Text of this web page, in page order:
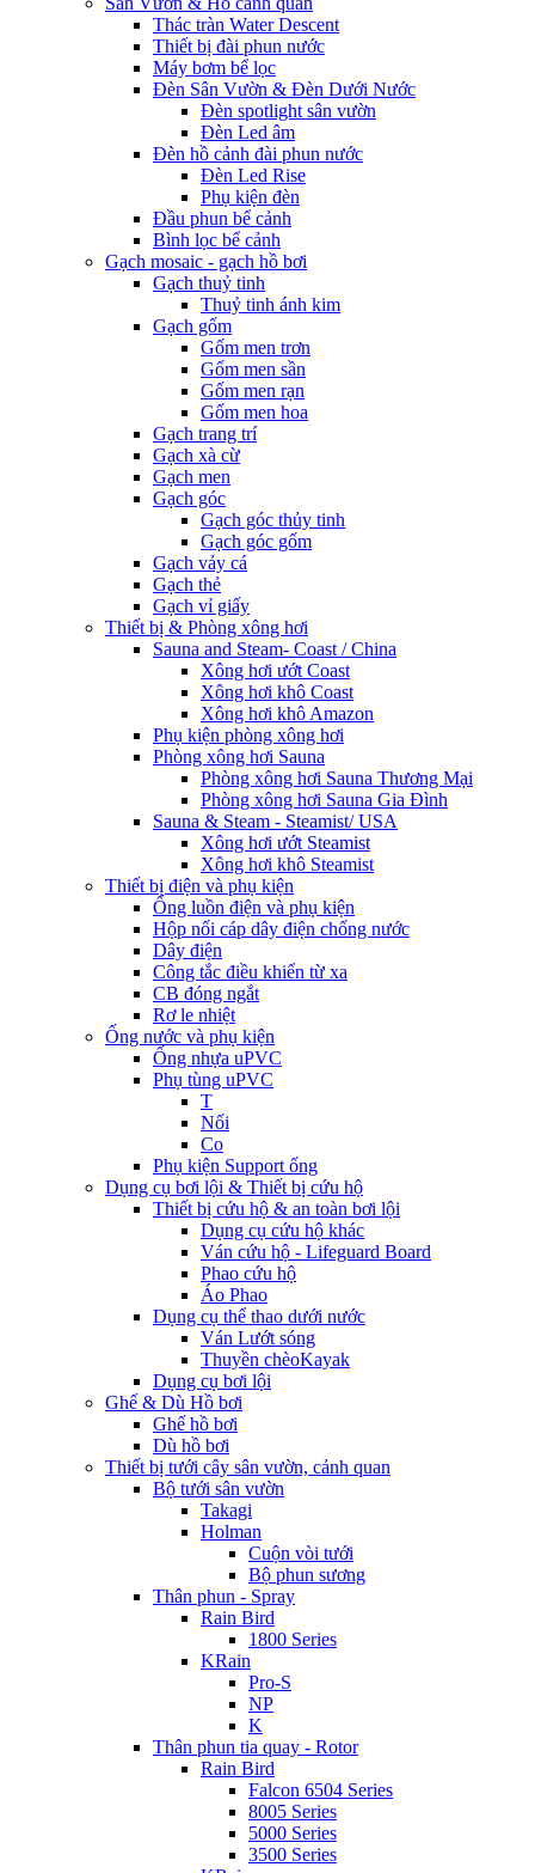
Thác tràn Water Descent
Thiết bị đài phun nước
Máy bơm bể lọc
Đèn Sân Vườn & Đèn Dưới Nước
Đèn spotlight sân vườn
Đèn Led âm
Đèn hồ cảnh đài phun nước
Đèn Led Rise
Phụ kiện đèn
Đầu phun bể cảnh
Bình lọc bể cảnh
Gạch mosaic - gạch hồ bơi
Gạch thuỷ tinh
Thuỷ tinh ánh kim
Gạch gốm
Gốm men trơn
Gốm men sần
Gốm men rạn
Gốm men hoa
Gạch trang trí
Gạch xà cừ
Gạch men
Gạch góc
Gạch góc thủy tinh
Gạch góc gốm
Gạch vảy cá
Gạch thẻ
Gạch vỉ giấy
Thiết bị & Phòng xông hơi
Sauna and Steam- Coast / China
Xông hơi ướt Coast
Xông hơi khô Coast
Xông hơi khô Amazon
Phụ kiện phòng xông hơi
Phòng xông hơi Sauna
Phòng xông hơi Sauna Thương Mại
Phòng xông hơi Sauna Gia Đình
Sauna & Steam - Steamist/ USA
Xông hơi ướt Steamist
Xông hơi khô Steamist
Thiết bị điện và phụ kiện
Ống luồn điện và phụ kiện
Hộp nối cáp dây điện chống nước
Dây điện
Công tắc điều khiển từ xa
CB đóng ngắt
Rơ le nhiệt
Ống nước và phụ kiện
Ống nhựa uPVC
Phụ tùng uPVC
T
Nối
Co
Phụ kiện Support ống
Dụng cụ bơi lội & Thiết bị cứu hộ
Thiết bị cứu hộ & an toàn bơi lội
Dụng cụ cứu hộ khác
Ván cứu hộ - Lifeguard Board
Phao cứu hộ
Áo Phao
Dụng cụ thể thao dưới nước
Ván Lướt sóng
Thuyền chèoKayak
Dụng cụ bơi lội
Ghế & Dù Hồ bơi
Ghế hồ bơi
Dù hồ bơi
Thiết bị tưới cây sân vườn, cảnh quan
Bộ tưới sân vườn
Takagi
Holman
Cuộn vòi tưới
Bộ phun sương
Thân phun - Spray
Rain Bird
1800 Series
KRain
Pro-S
NP
K
Thân phun tia quay - Rotor
Rain Bird
Falcon 6504 Series
8005 Series
5000 Series
3500 Series